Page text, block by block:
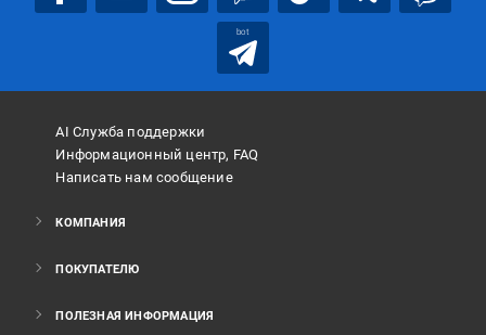
bot
AI Служба поддержки
Информационный центр, FAQ
Написать нам сообщение
КОМПАНИЯ
ПОКУПАТЕЛЮ
ПОЛЕЗНАЯ ИНФОРМАЦИЯ